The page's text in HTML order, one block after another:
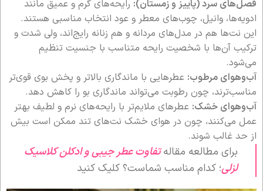
فصل‌های سرد (پاییز و زمستان): رایحه‌های گرم و عمیق مانند
ادویه‌ها، وانیل، چوب‌های معطر و عود انتخاب مناسبی هستند.
این نت‌ها هم در مدل‌های مردانه و هم زنانه رایج‌اند، ولی شدت و
ترکیب آن‌ها با شخصیت رایحه متناسب با جنسیت تنظیم
می‌شود.
آب‌و‌هوای مرطوب: عطرهایی با ماندگاری بالاتر و پخش بوی قوی‌تر
مناسب‌ترند، چون رطوبت می‌تواند ماندگاری بو را کاهش دهد.
آب‌و‌هوای خشک: عطرهای ملایم‌تر با رایحه‌های نرم و لطیف بهتر
عمل می‌کنند، چون در هوای خشک نت‌های تند ممکن است بیش
از حد غالب شوند.
برای مطالعه مقالهتفاوت عطر جیبی و ادکلن کلاسیک
لزلی؛ کدام مناسب شماست؟ کلیک کنید